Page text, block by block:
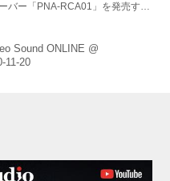
バー「PNA-RCA01」を発売す
45,000（税別）で、12月中旬の発
携わってきたエンジニア山﨑雅弘
ノイズ吸引アタッチメントだ。オ
域の抜け感改善、さらに低域の伸
できるという。...
Sound ONLINE @